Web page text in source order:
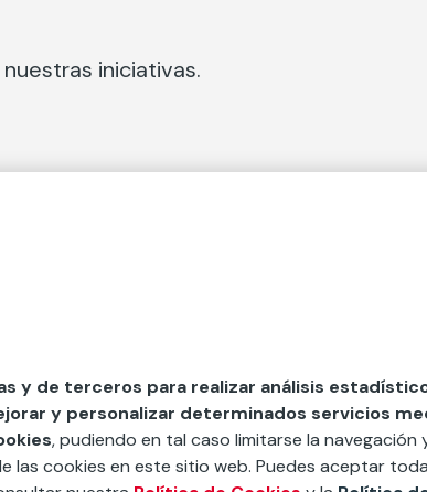
iniciativas.
Nuestros Podcast
Sistema Interno de
y de terceros para realizar análisis
y personalizar determinados servicios
, pudiendo en tal caso limitarse la
las cookies en este sitio web. Puedes aceptar